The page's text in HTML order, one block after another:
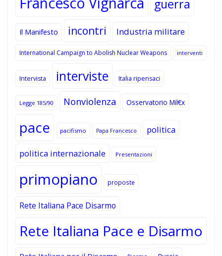
guerra
Il Manifesto incontri Industria militare
International Campaign to Abolish Nuclear Weapons interventi
Intervista interviste Italia ripensaci
Legge 185/90 Nonviolenza Osservatorio Mil€x
pace pacifismo Papa Francesco politica
politica internazionale Presentazioni
primopiano proposte
Rete Italiana Pace Disarmo
Rete Italiana Pace e Disarmo